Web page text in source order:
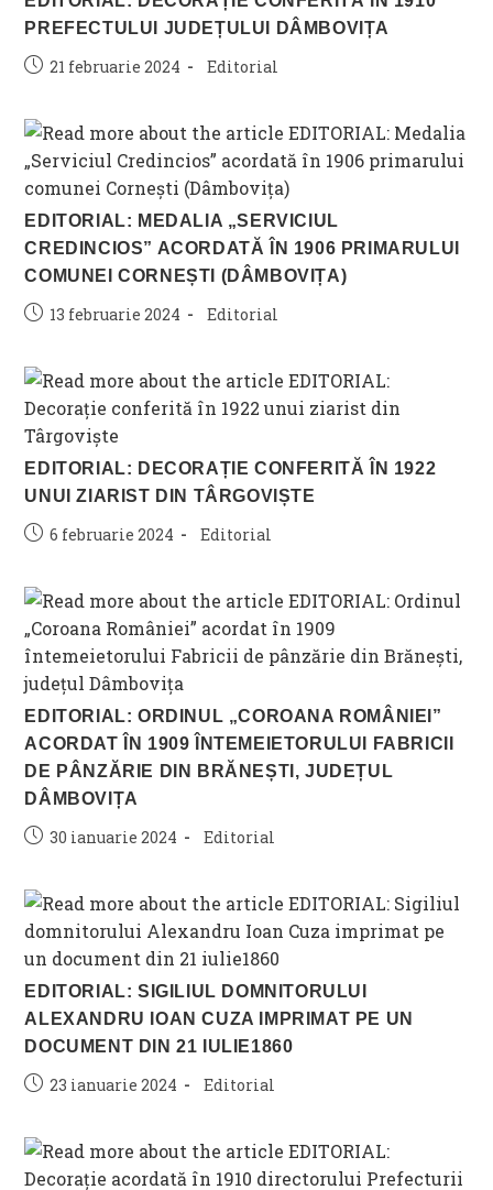
PREFECTULUI JUDEȚULUI DÂMBOVIȚA
Post21 februarie 2024
Post
Editorial
EDITORIAL: MEDALIA „SERVICIUL
CREDINCIOS” ACORDATĂ ÎN 1906 PRIMARULUI
COMUNEI CORNEȘTI (DÂMBOVIȚA)
Post13 februarie 2024
Post
Editorial
EDITORIAL: DECORAȚIE CONFERITĂ ÎN 1922
UNUI ZIARIST DIN TÂRGOVIȘTE
Post6 februarie 2024
Post
Editorial
EDITORIAL: ORDINUL „COROANA ROMÂNIEI”
ACORDAT ÎN 1909 ÎNTEMEIETORULUI FABRICII
DE PÂNZĂRIE DIN BRĂNEȘTI, JUDEȚUL
DÂMBOVIȚA
Post30 ianuarie 2024
Post
Editorial
EDITORIAL: SIGILIUL DOMNITORULUI
ALEXANDRU IOAN CUZA IMPRIMAT PE UN
DOCUMENT DIN 21 IULIE1860
Post23 ianuarie 2024
Post
Editorial